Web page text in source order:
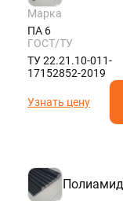
Марка
ПА 6
ГОСТ/ТУ
ТУ 22.21.10-011-
17152852-2019
Узнать цену